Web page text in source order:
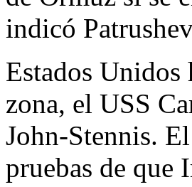
indicó
Estados Unidos
zona, el USS
John-Stennis.
pruebas de que